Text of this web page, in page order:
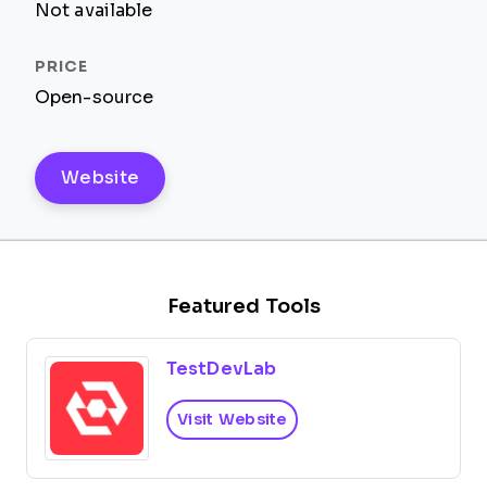
Not available
Open-source
Website
Featured Tools
TestDevLab
Visit Website